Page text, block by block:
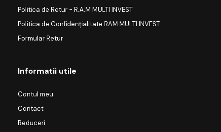
Politica de Retur - R.A.M MULTI INVEST
Politica de Confidențialitate RAM MULTI INVEST
Formular Retur
Informatii utile
Contul meu
Contact
Reduceri